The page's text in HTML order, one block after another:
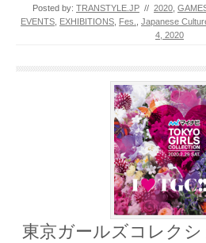
Posted by: TRANSTYLE.JP // 2020
EVENTS
EXHIBITIONS Fes. Japanese
4, 2020
東京ガールズコレクシ